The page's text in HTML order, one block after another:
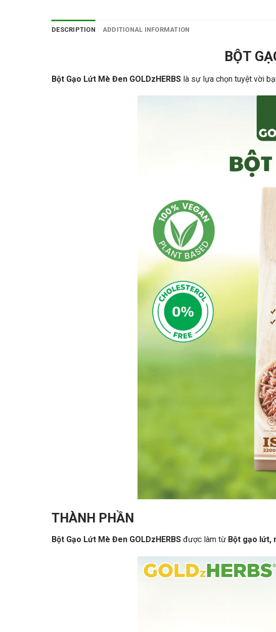
DESCRIPTION ADDITIONAL INFORMATION
BỘT
Bột Gạo Lứt Mè Đen GOLDzHERBS là sự lựa chọn tuyệt vời
THÀNH PHẦN
Bột Gạo Lứt Mè Đen GOLDzHERBS được làm từ Bột gạo lứt,